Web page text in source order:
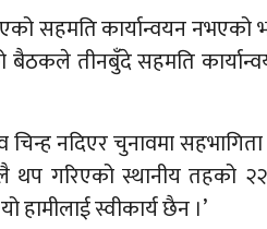
कार्यान्वयन नभएको
तीनबुँदे सहमति
चिन्ह नदिएर चुनावमा
थप गरिएको स्थानीय
हामीलाई स्वीकार्य छैन ।’